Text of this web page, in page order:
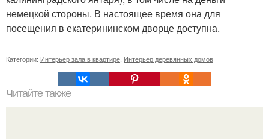
немецкой стороны. В настоящее время она для
посещения в екатерининском дворце доступна.
Категории: Интерьер зала в квартире Интерьер деревянных домов
Читайте также